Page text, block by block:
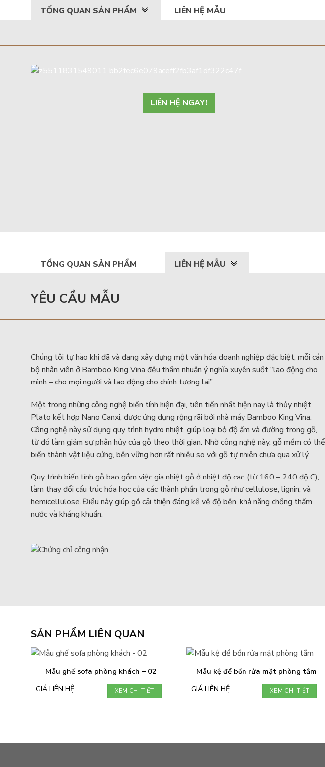
TỔNG QUAN SẢN PHẨM LIÊN HỆ MẪU
LIÊN HỆ NGAY!
TỔNG QUAN SẢN PHẨM LIÊN HỆ MẪU
YÊU CẦU MẪU
Chúng tôi tự hào khi đã và đang xây dựng một văn hóa doanh nghiệp đặc biệt, mỗi cán
bộ nhân viên ở Bamboo King Vina đều thấm nhuần ý nghĩa xuyên suốt “lao động cho
mình – cho mọi người và lao động cho chính tương lai”
Một trong những công nghệ biến tính hiện đại, tiên tiến nhất hiện nay là thủy nhiệt
Plato kết hợp Nano Canxi, được ứng dụng rộng rãi bởi nhà máy Bamboo King Vina.
Công nghệ này sử dụng quy trình hydro nhiệt, giúp loại bỏ độ ẩm và đường trong gỗ,
từ đó làm giảm sự phân hủy của gỗ theo thời gian. Nhờ công nghệ này, gỗ mềm có thể
biến thành vật liệu cứng, bền vững hơn rất nhiều so với gỗ tự nhiên chưa qua xử lý.
Quy trình biến tính gỗ bao gồm việc gia nhiệt gỗ ở nhiệt độ cao (từ 160 – 240 độ C),
làm thay đổi cấu trúc hóa học của các thành phần trong gỗ như cellulose, lignin, và
hemicellulose. Điều này giúp gỗ cải thiện đáng kể về độ bền, khả năng chống thấm
nước và kháng khuẩn.
SẢN PHẨM LIÊN QUAN
Mẫu ghế sofa phòng khách – 02
GIÁ LIÊN HỆ
XEM CHI TIẾT
Mẫu kệ để bồn rửa mặt phòng tắm
GIÁ LIÊN HỆ
XEM CHI TIẾT